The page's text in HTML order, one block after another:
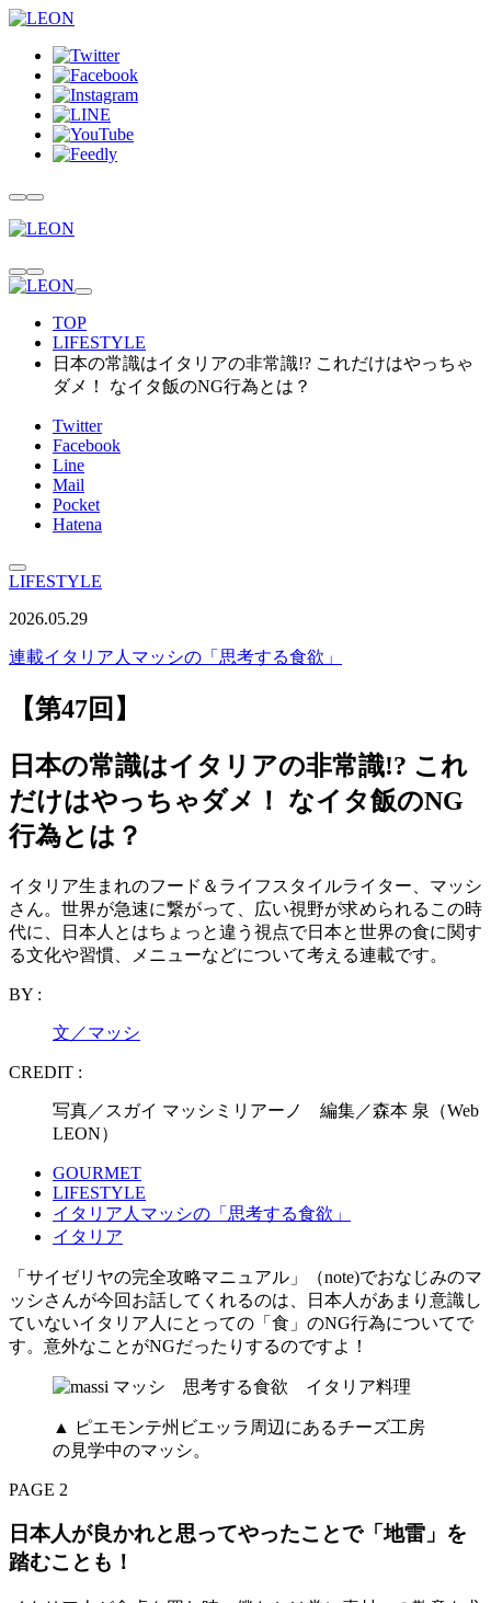
TOP
LIFESTYLE
日本の常識はイタリアの非常識!? これだけはやっちゃ
ダメ！ なイタ飯のNG行為とは？
Twitter
Facebook
Line
Mail
Pocket
Hatena
LIFESTYLE
2026.05.29
連載イタリア人マッシの「思考する食欲」
【第47回】
日本の常識はイタリアの非常識!? これ
だけはやっちゃダメ！ なイタ飯のNG
行為とは？
イタリア生まれのフード＆ライフスタイルライター、マッシ
さん。世界が急速に繋がって、広い視野が求められるこの時
代に、日本人とはちょっと違う視点で日本と世界の食に関す
る文化や習慣、メニューなどについて考える連載です。
BY :
文／マッシ
CREDIT :
写真／スガイ マッシミリアーノ 編集／森本 泉（Web
LEON）
GOURMET
LIFESTYLE
イタリア人マッシの「思考する食欲」
イタリア
「サイゼリヤの完全攻略マニュアル」（note)でおなじみのマ
ッシさんが今回お話してくれるのは、日本人があまり意識し
ていないイタリア人にとっての「食」のNG行為についてで
す。意外なことがNGだったりするのですよ！
▲ ピエモンテ州ビエッラ周辺にあるチーズ工房
の見学中のマッシ。
PAGE 2
日本人が良かれと思ってやったことで「地雷」を
踏むことも！